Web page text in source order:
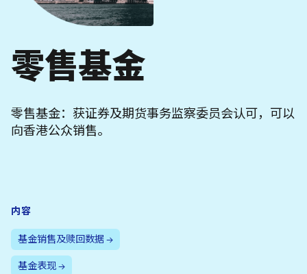
零售基金
零售基金：获证券及期货事务监察委员会认可，可以
向香港公众销售。
内容
基金销售及赎回数据 →
基金表现 →